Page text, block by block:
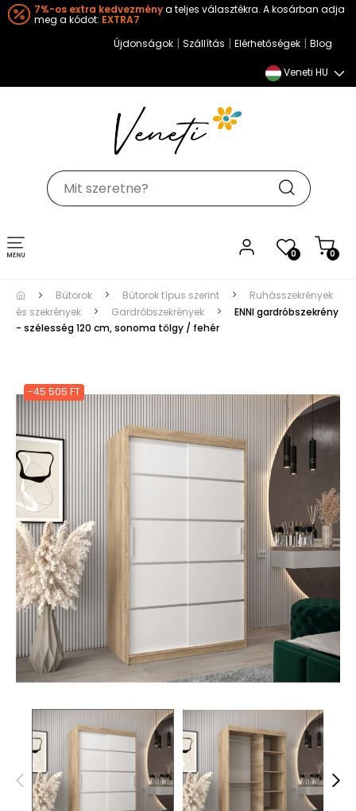
7%-os extra kedvezménya teljes választékra. A kosárban adja
meg a kódot: EXTRA7
Újdonságok | Szállítás | Elérhetőségek | Blog
Veneti HU
0 0
Toggle
navigation
Bútorok Bútorok típus szerint
Ruhásszekrények
és szekrények
Gardróbszekrények
ENNI gardróbszekrény
- szélesség 120 cm, sonoma tölgy / fehér
-45 505 FT